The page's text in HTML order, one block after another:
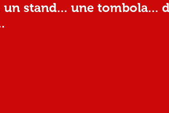
un stand... une tombola...